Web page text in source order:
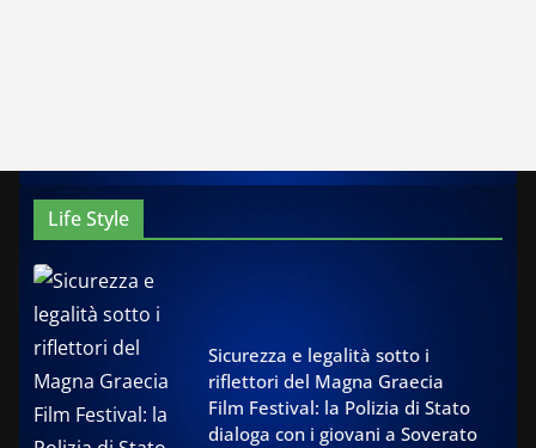
Life Style
Sicurezza e legalità sotto i
riflettori del Magna Graecia
Film Festival: la Polizia di Stato
dialoga con i giovani a Soverato